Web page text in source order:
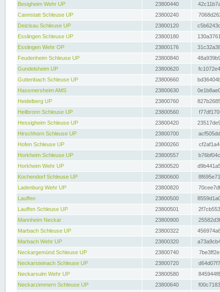
Besigheim Wehr UP
23800440
Cannstatt Schleuse UP
23800240
Deizisau Schleuse UP
23800120
Esslingen Schleuse UP
23800180
Esslingen Wehr OP
23800176
Feudenheim Schleuse UP
23800840
Gundelsheim UP
23800620
Guttenbach Schleuse UP
23800660
Hassmersheim AMS
23800630
Heidelberg UP
23800760
Heilbronn Schleuse UP
23800560
Hessigheim Schleuse UP
23800420
Hirschhorn Schleuse UP
23800700
Hofen Schleuse UP
23800260
Horkheim Schleuse UP
23800557
Horkheim Wehr UP
23800520
Kochendorf Schleuse UP
23800600
Ladenburg Wehr UP
23800820
Lauffen
23800500
Lauffen Schleuse UP
23800501
Mannheim Neckar
23800900
Marbach Schleuse UP
23800322
Marbach Wehr UP
23800320
Neckargemünd Schleuse UP
23800740
Neckarsteinach Schleuse UP
23800720
Neckarsulm Wehr UP
23800580
Neckarzimmern Schleuse UP
23800640